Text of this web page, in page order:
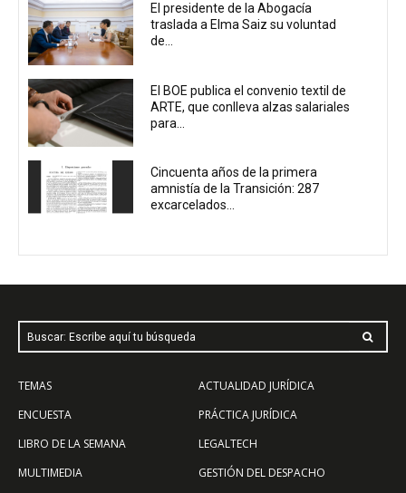
El presidente de la Abogacía
traslada a Elma Saiz su voluntad
de...
El BOE publica el convenio textil de
ARTE, que conlleva alzas salariales
para...
Cincuenta años de la primera
amnistía de la Transición: 287
excarcelados...
Buscar: Escribe aquí tu búsqueda
TEMAS
ENCUESTA
LIBRO DE LA SEMANA
MULTIMEDIA
ACTUALIDAD JURÍDICA
PRÁCTICA JURÍDICA
LEGALTECH
GESTIÓN DEL DESPACHO